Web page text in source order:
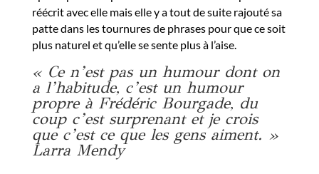
réécrit avec elle mais elle y a tout de suite rajouté sa
patte dans les tournures de phrases pour que ce soit
plus naturel et qu’elle se sente plus à l’aise.
« Ce n’est pas un humour dont on
a l’habitude, c’est un humour
propre à Frédéric Bourgade, du
coup c’est surprenant et je crois
que c’est ce que les gens aiment. »
Larra Mendy